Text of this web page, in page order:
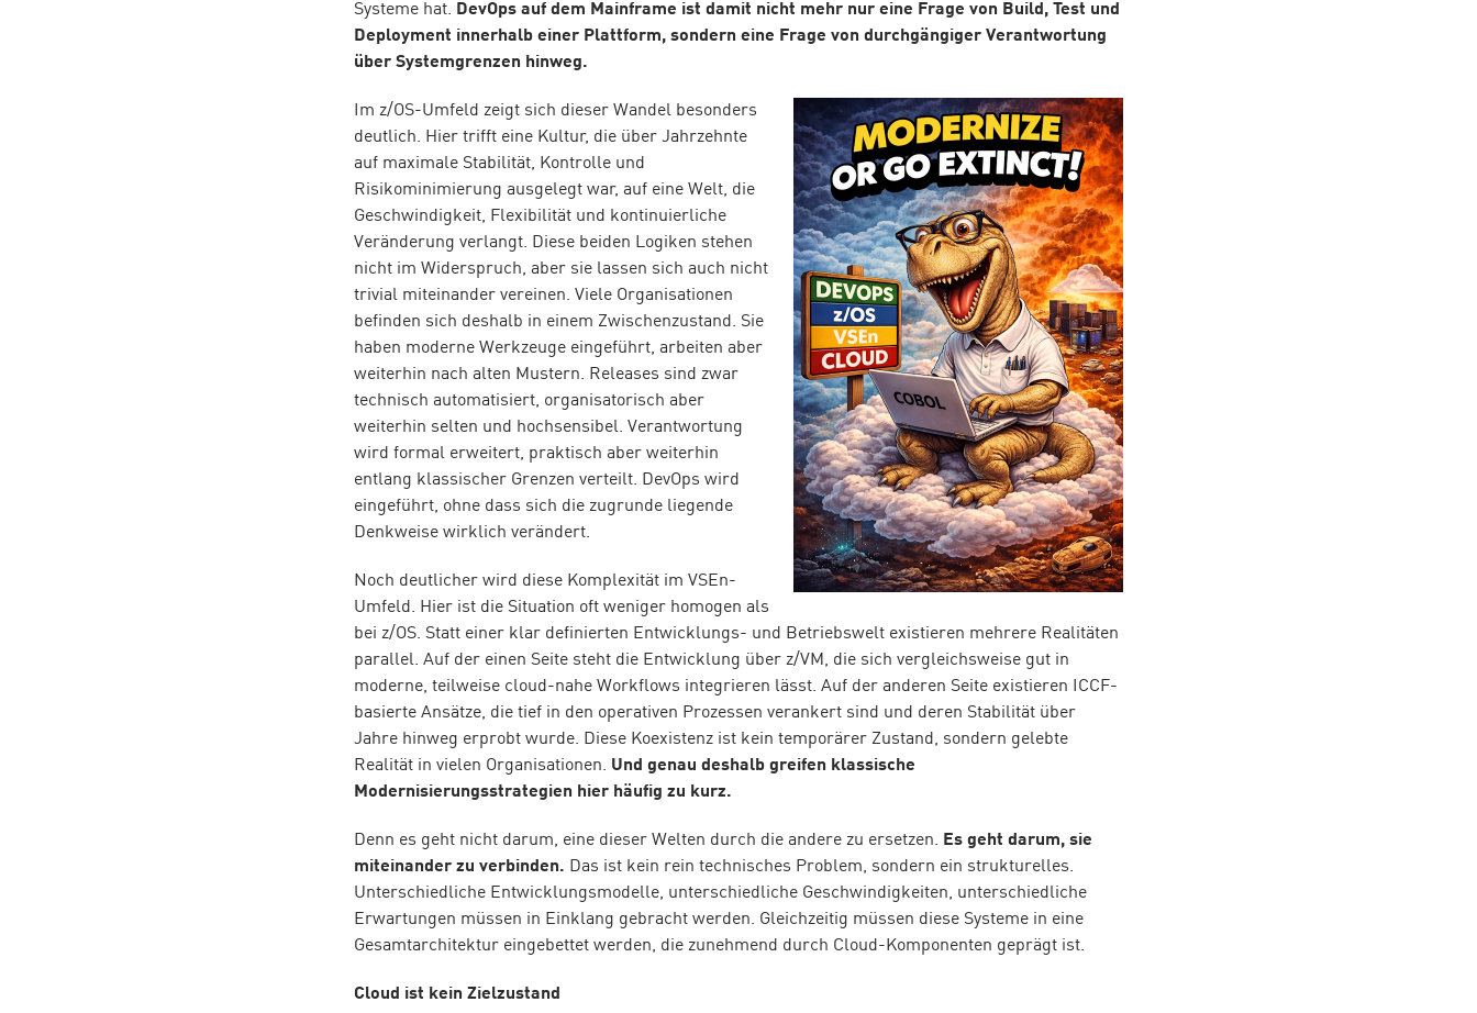
Systeme hat. DevOps auf dem Mainframe ist damit nicht mehr nur eine Frage von Build, Test und
Deployment innerhalb einer Plattform, sondern eine Frage von durchgängiger Verantwortung
über Systemgrenzen hinweg.
Im z/OS-Umfeld zeigt sich dieser Wandel besonders
deutlich. Hier trifft eine Kultur, die über Jahrzehnte
auf maximale Stabilität, Kontrolle und
Risikominimierung ausgelegt war, auf eine Welt, die
Geschwindigkeit, Flexibilität und kontinuierliche
Veränderung verlangt. Diese beiden Logiken stehen
nicht im Widerspruch, aber sie lassen sich auch nicht
trivial miteinander vereinen. Viele Organisationen
befinden sich deshalb in einem Zwischenzustand. Sie
haben moderne Werkzeuge eingeführt, arbeiten aber
weiterhin nach alten Mustern. Releases sind zwar
technisch automatisiert, organisatorisch aber
weiterhin selten und hochsensibel. Verantwortung
wird formal erweitert, praktisch aber weiterhin
entlang klassischer Grenzen verteilt. DevOps wird
eingeführt, ohne dass sich die zugrunde liegende
Denkweise wirklich verändert.
Noch deutlicher wird diese Komplexität im VSEn-
Umfeld. Hier ist die Situation oft weniger homogen als
bei z/OS. Statt einer klar definierten Entwicklungs- und Betriebswelt existieren mehrere Realitäten
parallel. Auf der einen Seite steht die Entwicklung über z/VM, die sich vergleichsweise gut in
moderne, teilweise cloud-nahe Workflows integrieren lässt. Auf der anderen Seite existieren ICCF-
basierte Ansätze, die tief in den operativen Prozessen verankert sind und deren Stabilität über
Jahre hinweg erprobt wurde. Diese Koexistenz ist kein temporärer Zustand, sondern gelebte
Realität in vielen Organisationen. Und genau deshalb greifen klassische
Modernisierungsstrategien hier häufig zu kurz.
Denn es geht nicht darum, eine dieser Welten durch die andere zu ersetzen. Es geht darum, sie
miteinander zu verbinden. Das ist kein rein technisches Problem, sondern ein strukturelles.
Unterschiedliche Entwicklungsmodelle, unterschiedliche Geschwindigkeiten, unterschiedliche
Erwartungen müssen in Einklang gebracht werden. Gleichzeitig müssen diese Systeme in eine
Gesamtarchitektur eingebettet werden, die zunehmend durch Cloud-Komponenten geprägt ist.
Cloud ist kein Zielzustand